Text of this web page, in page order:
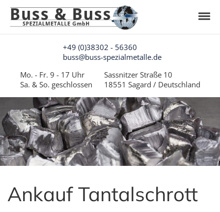
Skip to navigation
Skip to content
Buss & Buss Spezialmetalle GmbH
+49 (0)38302 - 56360
buss@buss-spezialmetalle.de
Mo. - Fr. 9 - 17 Uhr
Sa. & So. geschlossen
Sassnitzer Straße 10
18551 Sagard / Deutschland
Ankauf Tantalschrott